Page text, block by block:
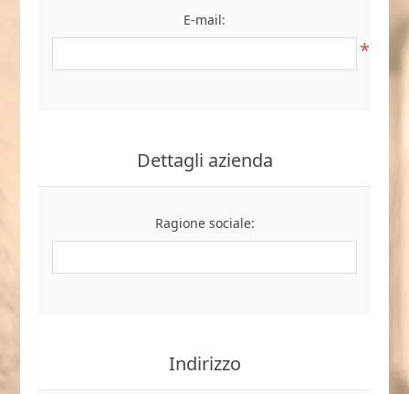
E-mail:
*
Dettagli azienda
Ragione sociale:
Indirizzo